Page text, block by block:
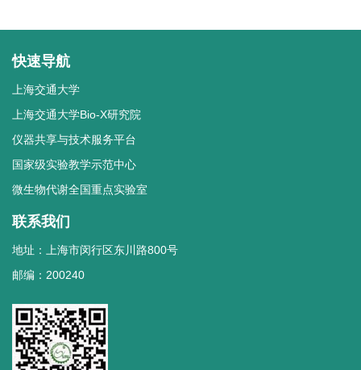
快速导航
上海交通大学
上海交通大学Bio-X研究院
仪器共享与技术服务平台
国家级实验教学示范中心
微生物代谢全国重点实验室
联系我们
地址：上海市闵行区东川路800号
邮编：200240